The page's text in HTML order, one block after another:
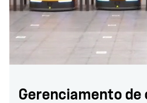
Gerenciamento